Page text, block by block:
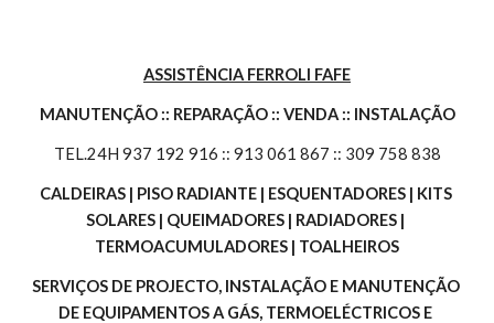
ASSISTÊNCIA FERROLI FAFE
MANUTENÇÃO :: REPARAÇÃO :: VENDA :: INSTALAÇÃO
TEL.24H 937 192 916 :: 913 061 867 :: 309 758 838
CALDEIRAS | PISO RADIANTE | ESQUENTADORES | KITS
SOLARES | QUEIMADORES | RADIADORES |
TERMOACUMULADORES | TOALHEIROS
SERVIÇOS DE PROJECTO, INSTALAÇÃO E MANUTENÇÃO
DE EQUIPAMENTOS A GÁS, TERMOELÉCTRICOS E